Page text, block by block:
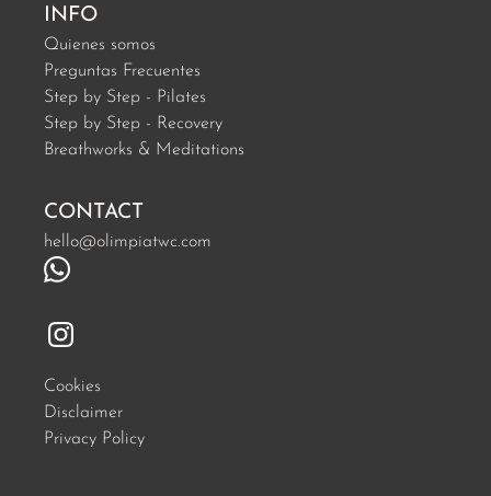
INFO
Quienes somos
Preguntas Frecuentes
Step by Step - Pilates
Step by Step - Recovery
Breathworks & Meditations
CONTACT
hello@olimpiatwc.com
Cookies
Disclaimer
Privacy Policy